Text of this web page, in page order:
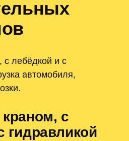
с лебёдкой и с
автомобиля,
краном, с
гидравликой